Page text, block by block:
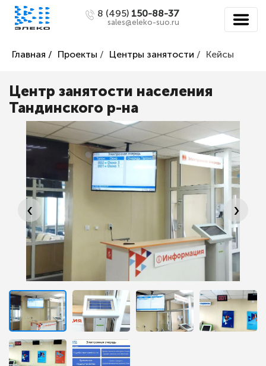
8 (495) 150-88-37
sales@eleko-suo.ru
Главная / Проекты / Центры занятости / Кейсы
Центр занятости населения
Тандинского р-на
‹ ›